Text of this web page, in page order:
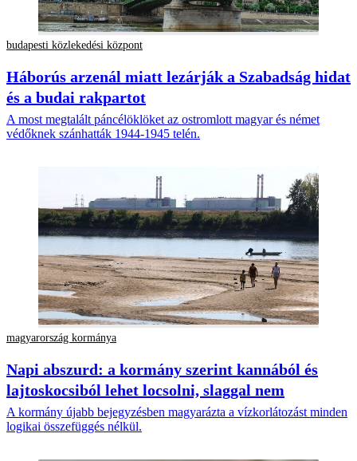
budapesti közlekedési központ
Háborús arzenál miatt lezárják a Szabadság hidat
és a budai rakpartot
A most megtalált páncélöklöket az ostromlott magyar és német
védőknek szánhatták 1944-1945 telén.
magyarország kormánya
Napi abszurd: a kormány szerint kannából és
lajtoskocsiból lehet locsolni, slaggal nem
A kormány újabb bejegyzésben magyarázta a vízkorlátozást minden
logikai összefüggés nélkül.